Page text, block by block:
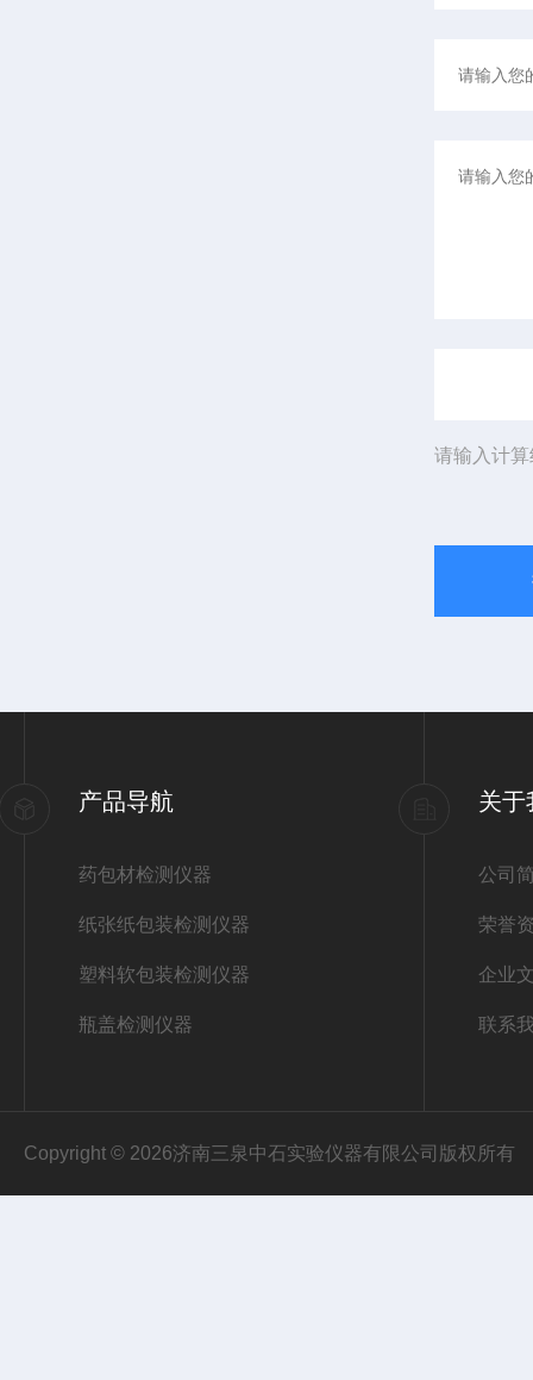
请输入计
产品导航
药包材检测仪器
纸张纸包装检测仪器
塑料软包装检测仪器
瓶盖检测仪器
关于
公司
荣誉
企业
联系
Copyright © 2026济南三泉中石实验仪器有限公司版权所有